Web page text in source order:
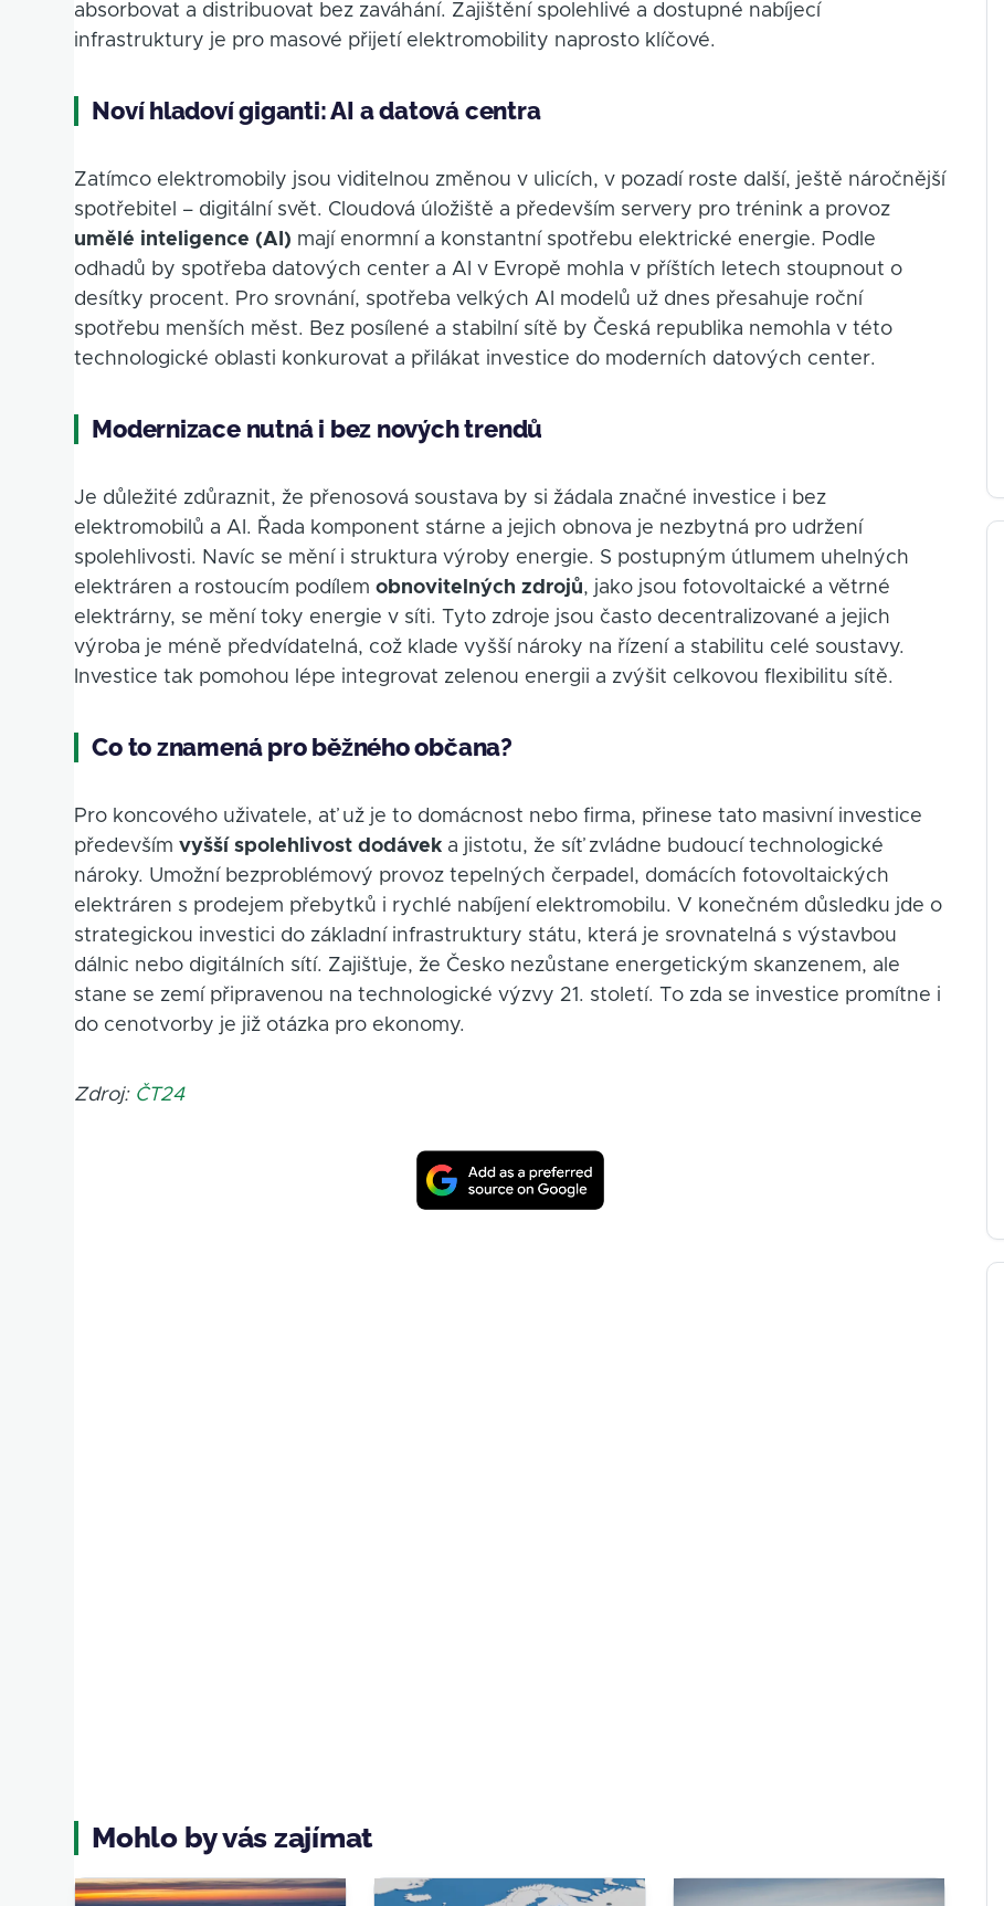
absorbovat a distribuovat bez zaváhání. Zajištění spolehlivé a dostupné nabíjecí
infrastruktury je pro masové přijetí elektromobility naprosto klíčové.
Noví hladoví giganti: AI a datová centra
Zatímco elektromobily jsou viditelnou změnou v ulicích, v pozadí roste další, ještě náročnější
spotřebitel – digitální svět. Cloudová úložiště a především servery pro trénink a provoz
umělé inteligence (AI) mají enormní a konstantní spotřebu elektrické energie. Podle
odhadů by spotřeba datových center a AI v Evropě mohla v příštích letech stoupnout o
desítky procent. Pro srovnání, spotřeba velkých AI modelů už dnes přesahuje roční
spotřebu menších měst. Bez posílené a stabilní sítě by Česká republika nemohla v této
technologické oblasti konkurovat a přilákat investice do moderních datových center.
Modernizace nutná i bez nových trendů
Je důležité zdůraznit, že přenosová soustava by si žádala značné investice i bez
elektromobilů a AI. Řada komponent stárne a jejich obnova je nezbytná pro udržení
spolehlivosti. Navíc se mění i struktura výroby energie. S postupným útlumem uhelných
elektráren a rostoucím podílemobnovitelných zdrojů, jako jsou fotovoltaické a větrné
elektrárny, se mění toky energie v síti. Tyto zdroje jsou často decentralizované a jejich
výroba je méně předvídatelná, což klade vyšší nároky na řízení a stabilitu celé soustavy.
Investice tak pomohou lépe integrovat zelenou energii a zvýšit celkovou flexibilitu sítě.
Co to znamená pro běžného občana?
Pro koncového uživatele, ať už je to domácnost nebo firma, přinese tato masivní investice
předevšímvyšší spolehlivost dodávek a jistotu, že síť zvládne budoucí technologické
nároky. Umožní bezproblémový provoz tepelných čerpadel, domácích fotovoltaických
elektráren s prodejem přebytků i rychlé nabíjení elektromobilu. V konečném důsledku jde o
strategickou investici do základní infrastruktury státu, která je srovnatelná s výstavbou
dálnic nebo digitálních sítí. Zajišťuje, že Česko nezůstane energetickým skanzenem, ale
stane se zemí připravenou na technologické výzvy 21. století. To zda se investice promítne i
do cenotvorby je již otázka pro ekonomy.
Zdroj: ČT24
Mohlo by vás zajímat